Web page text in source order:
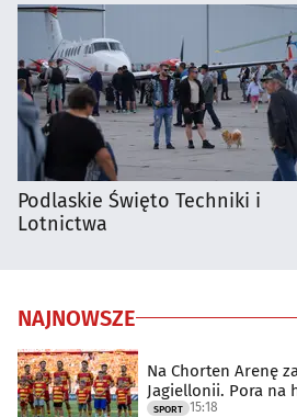
Podlaskie Święto Techniki i
Lotnictwa
NAJNOWSZE
Na Chorten Arenę
Jagiellonii. Pora na
SPORT 15:18